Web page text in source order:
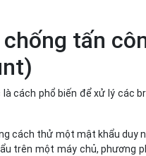
tấn
cách phổ biến để xử lý các
cách thử một mật khẩu duy
trên một máy chủ, phương